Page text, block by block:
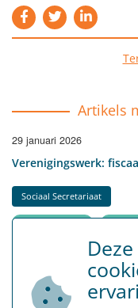
Artikels
29 januari 2026
Verenigingswerk:
Sociaal Secretariaat
18 januari 2026